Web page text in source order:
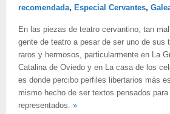
recomendada, Especial Cervantes,
En las piezas de teatro cervantino, tan
gente de teatro a pesar de ser uno de sus
raros y hermosos, particularmente en La
Catalina de Oviedo y en La casa de los
es donde percibo perfiles libertarios más
mismo hecho de ser textos pensados
representados. »